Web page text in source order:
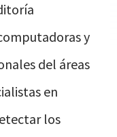
y
del áreas
en
los